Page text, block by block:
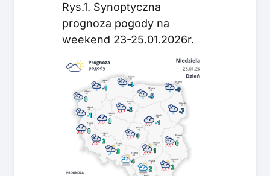
Rys.1. Synoptyczna
prognoza pogody na
weekend 23-25.01.2026r.